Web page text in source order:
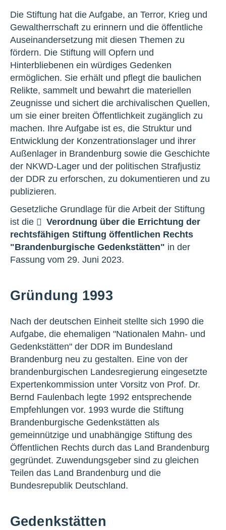
Die Stiftung hat die Aufgabe, an Terror, Krieg und
Gewaltherrschaft zu erinnern und die öffentliche
Auseinandersetzung mit diesen Themen zu
fördern. Die Stiftung will Opfern und
Hinterbliebenen ein würdiges Gedenken
ermöglichen. Sie erhält und pflegt die baulichen
Relikte, sammelt und bewahrt die materiellen
Zeugnisse und sichert die archivalischen Quellen,
um sie einer breiten Öffentlichkeit zugänglich zu
machen. Ihre Aufgabe ist es, die Struktur und
Entwicklung der Konzentrationslager und ihrer
Außenlager in Brandenburg sowie die Geschichte
der NKWD-Lager und der politischen Strafjustiz
der DDR zu erforschen, zu dokumentieren und zu
publizieren.
Gesetzliche Grundlage für die Arbeit der Stiftung
ist die
Verordnung über die Errichtung der
rechtsfähigen Stiftung öffentlichen Rechts
"Brandenburgische Gedenkstätten" in der
Fassung vom 29. Juni 2023.
Gründung 1993
Nach der deutschen Einheit stellte sich 1990 die
Aufgabe, die ehemaligen "Nationalen Mahn- und
Gedenkstätten" der DDR im Bundesland
Brandenburg neu zu gestalten. Eine von der
brandenburgischen Landesregierung eingesetzte
Expertenkommission unter Vorsitz von Prof. Dr.
Bernd Faulenbach legte 1992 entsprechende
Empfehlungen vor. 1993 wurde die Stiftung
Brandenburgische Gedenkstätten als
gemeinnützige und unabhängige Stiftung des
Öffentlichen Rechts durch das Land Brandenburg
gegründet. Zuwendungsgeber sind zu gleichen
Teilen das Land Brandenburg und die
Bundesrepublik Deutschland.
Gedenkstätten